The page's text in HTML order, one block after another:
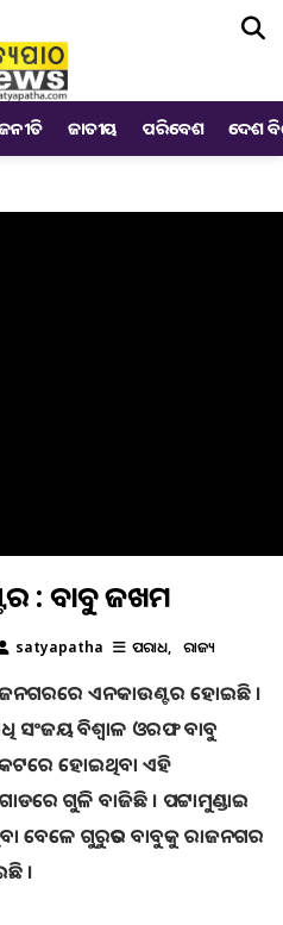
ଜାତୀୟ ପରିବେଶ ଦେଶ
: ବାବୁ ଜଖମ
satyapatha ଅପରାଧ ରାଜ୍ୟ
ଏନକାଉଣ୍ଟର ହୋଇଛି ।
ସଂଜୟ ବିଶ୍ୱାଳ ଓରଫ ବାବୁ
ହୋଇଥିବା ଏହି
ଗୁଳି ବାଜିଛି । ପଟ୍ଟାମୁଣ୍ଡାଇ
ବେଳେ ଗୁରୁତର ବାବୁକୁ ରାଜନଗର
।